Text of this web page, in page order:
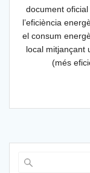
document
l’eficiència
el consum
local mitjançant
(més